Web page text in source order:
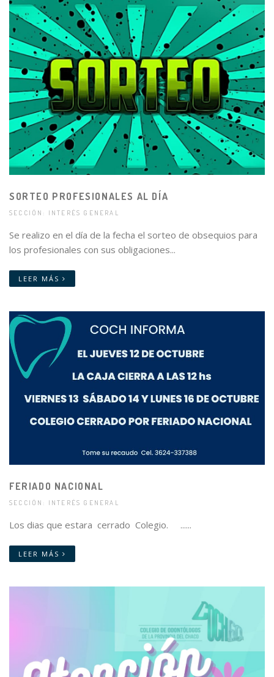
SORTEO PROFESIONALES AL DÍA
SECCIÓN: INTERÉS GENERAL
Se realizo en el día de la fecha el sorteo de obsequios para
los profesionales con sus obligaciones...
LEER MÁS
FERIADO NACIONAL
SECCIÓN: INTERÉS GENERAL
Los dias que estara cerrado Colegio. ......
LEER MÁS